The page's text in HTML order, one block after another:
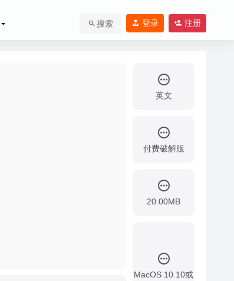
搜索 登录 注册
英文
付费破解版
20.00MB
MacOS 10.10或